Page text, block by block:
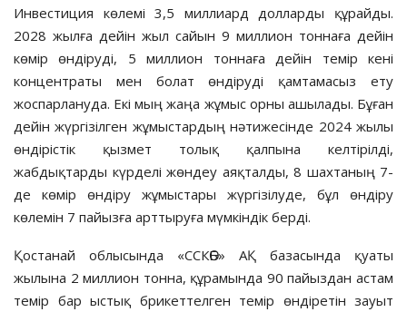
Инвестиция көлемі 3,5 миллиард долларды құрайды.
2028 жылға дейін жыл сайын 9 миллион тоннаға дейін
көмір өндіруді, 5 миллион тоннаға дейін темір кені
концентраты мен болат өндіруді қамтамасыз ету
жоспарлануда. Екі мың жаңа жұмыс орны ашылады. Бұған
дейін жүргізілген жұмыстардың нәтижесінде 2024 жылы
өндірістік қызмет толық қалпына келтірілді,
жабдықтарды күрделі жөндеу аяқталды, 8 шахтаның 7-
де көмір өндіру жұмыстары жүргізілуде, бұл өндіру
көлемін 7 пайызға арттыруға мүмкіндік берді.
Қостанай облысында «ССКӨБ» АҚ базасында қуаты
жылына 2 миллион тонна, құрамында 90 пайыздан астам
темір бар ыстық брикеттелген темір өндіретін зауыт